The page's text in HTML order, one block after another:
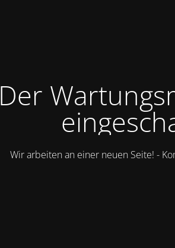
Der
Wir arbeiten an einer neuen Seite! -